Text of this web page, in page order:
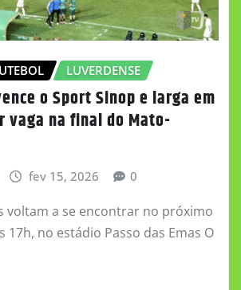
LUVERDENSE
o Sport Sinop e larga em
vaga na final do Mato-
fev 15, 2026 0
voltam a se encontrar no próximo
17h, no estádio Passo das Emas O